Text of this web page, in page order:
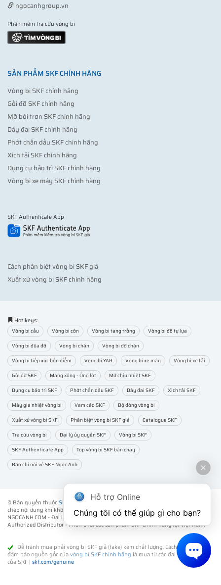
ngocanhgroup.vn
Phần mềm tra cứu vòng bi
SẢN PHẨM SKF CHÍNH HÃNG
Vòng bi SKF chính hãng
Gối đỡ SKF chính hãng
Mỡ bôi trơn SKF chính hãng
Dây đai SKF chính hãng
Phớt chắn dầu SKF chính hãng
Xích tải SKF chính hãng
Dụng cụ bảo trì SKF chính hãng
Vòng bi xe máy SKF chính hãng
SKF Authenticate App
Cách phân biệt vòng bi SKF giả
Xuất xứ vòng bi SKF chính hãng
Hot keys:
Vòng bi cầu Vòng bi côn Vòng bi tang trống
Vòng bi đỡ tự lựa
Vòng bi đũa đỡ
Vòng bi chặn
Vòng bi đỡ chặn
Vòng bi tiếp xúc bốn điểm
Vòng bi YAR Vòng bi xe máy
Vòng bi xe tải
Gối đỡ SKF
Măng xông - Ống lót
Mỡ chịu nhiệt SKF
Dụng cụ bảo trì SKF
Phớt chắn dầu SKF Dây đai SKF
Xích tải SKF
Máy gia nhiệt vòng bi
Vam cảo SKF
Bộ đóng vòng bi
Xuất xứ vòng bi SKF
Phân biệt vòng bi SKF giả
Catalogue SKF
Tra cứu vòng bi
Đại lý ủy quyền SKF
Vòng bi SKF
SKF Authenticate App
Top vòng bi SKF bán chạy
Báo chí nói về SKF Ngọc Anh
© Bản quyền thuộcSKF NGỌC ANH. ® All rights reserved - Vui lòng không sao
chép nội dung khi không được sự đồng ý của chúng tôi.
NGOCANH.COM - Đại lý ủy quyền vòng bi bạc đạn SKF chính hãng -SKF
Authorized Distributor- Phân phối các sản phẩm SKF chính hãng tại Việt Nam.
Để tránh mua phải vòng bi SKF giả (fake) kém chất lượng. Cách tốt nhất để
đảm bảo nguồn gốc củavòng bi SKF chính hãng là mua từ các đại lý ủy quyền
của SKF | skf.com/genuine
Hỗ trợ Online
Chúng tôi có thể giúp gì cho bạn?